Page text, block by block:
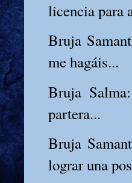
licencia para
Bruja
me hagáis...
Bruja
partera...
Bruja
lograr una